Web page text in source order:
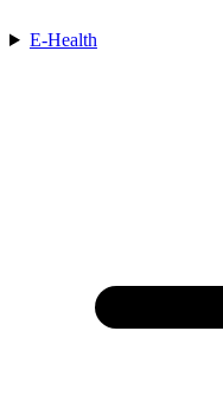
E-Health